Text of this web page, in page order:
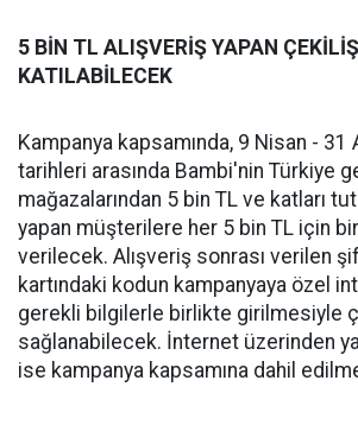
5 BİN TL ALIŞVERİŞ YAPAN
KATILABİLECEK
Kampanya kapsamında, 9 Nisan -
tarihleri arasında Bambi'nin Türkiye
mağazalarından 5 bin TL ve katları
yapan müşterilere her 5 bin TL için
verilecek. Alışveriş sonrası verilen
kartındaki kodun kampanyaya özel
gerekli bilgilerle birlikte girilmesiyle
sağlanabilecek. İnternet üzerinden
ise kampanya kapsamına dahil